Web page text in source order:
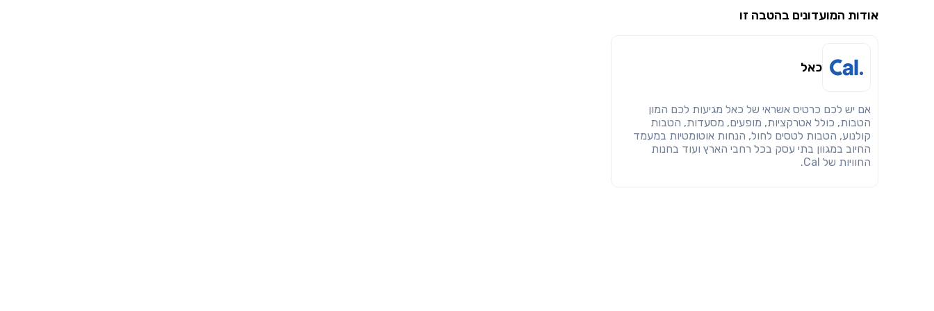
אודות המועדונים בהטבה זו
כאל
אם יש לכם כרטיס אשראי של כאל מגיעות לכם המון
הטבות, כולל אטרקציות, מופעים, מסעדות, הטבות
קולנוע, הטבות לטסים לחול, הנחות אוטומטיות במעמד
החיוב במגוון בתי עסק בכל רחבי הארץ ועוד בחנות
החוויות של Cal.